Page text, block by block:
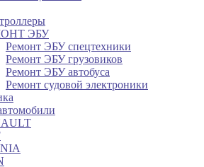
ЭБУ
Ремонт ЭБУ спецтехники
Ремонт ЭБУ грузовиков
Ремонт ЭБУ автобуса
Ремонт судовой электроники